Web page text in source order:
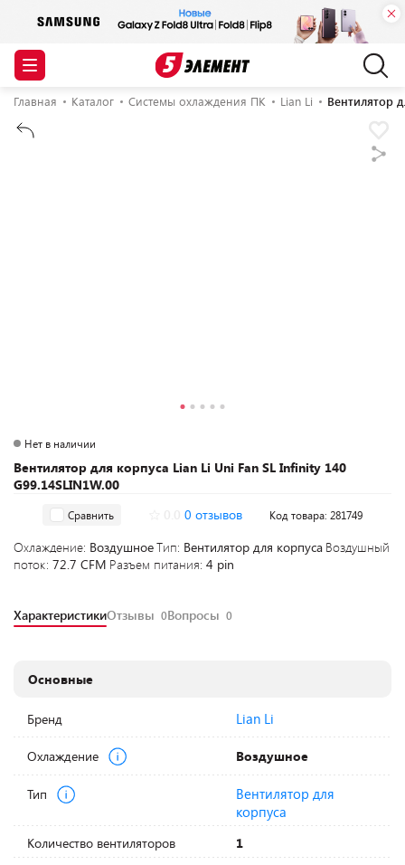
Главная Каталог Системы охлаждения ПК Lian Li Вентилятор
Вентилятор для корпуса Lian Li Uni Fan SL Infinity 140
G99.14SLIN1W.00
Нет в наличии
Сравнить 0 отзывов Код товара: 281749
Охлаждение: ВоздушноеТип: Вентилятор для корпуса Воздушный
поток: 72.7 CFM Разъем питания: 4 pin
ХарактеристикиОтзывы 0Вопросы 0
Основные
Бренд Lian Li
Охлаждение Воздушное
Тип
Вентилятор для
корпуса
Количество вентиляторов
1